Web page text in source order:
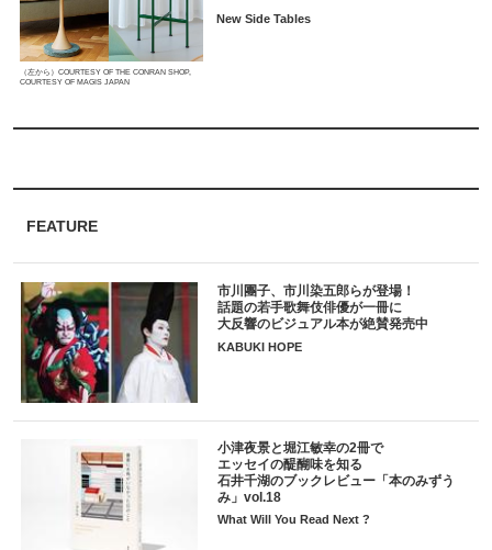
FEATURE
市川團子、市川染五郎らが登場！
話題の若手歌舞伎俳優が一冊に
大反響のビジュアル本が絶賛発売中
KABUKI HOPE
小津夜景と堀江敏幸の2冊で
エッセイの醍醐味を知る
石井千湖のブックレビュー「本のみずう
み」vol.18
What Will You Read Next ?
（左から）COURTESY OF THE CONRAN SHOP,
COURTESY OF MAGIS JAPAN
New Side Tables